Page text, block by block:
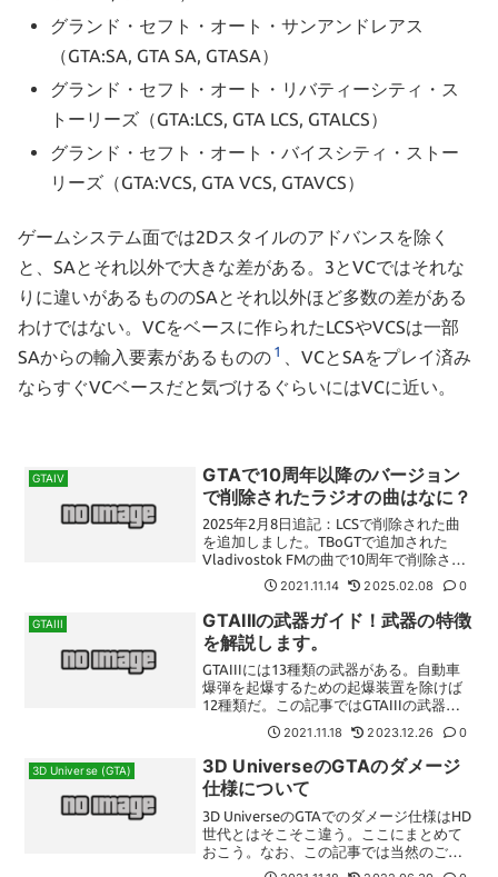
グランド・セフト・オート・サンアンドレアス
（GTA:SA, GTA SA, GTASA）
グランド・セフト・オート・リバティーシティ・ス
トーリーズ（GTA:LCS, GTA LCS, GTALCS）
グランド・セフト・オート・バイスシティ・ストー
リーズ（GTA:VCS, GTA VCS, GTAVCS）
ゲームシステム面では2Dスタイルのアドバンスを除く
と、SAとそれ以外で大きな差がある。3とVCではそれな
りに違いがあるもののSAとそれ以外ほど多数の差がある
わけではない。VCをベースに作られたLCSやVCSは一部
SAからの輸入要素があるものの 1
、VCとSAをプレイ済み
ならすぐVCベースだと気づけるぐらいにはVCに近い。
GTAIV
GTAで10周年以降のバージョン
で削除されたラジオの曲はなに？
2025年2月8日追記：LCSで削除された曲
を追加しました。TBoGTで追加された
Vladivostok FMの曲で10周年で削除され
た3曲が抜けていたので追加しました。モ
バイル環境などでも十分軽いページにす
るため、ゲームタイトル単位で曲一...
2021.11.14 2025.02.08 0
GTAIII
GTAIIIの武器ガイド！武器の特徴
を解説します。
GTAIIIには13種類の武器がある。自動車
爆弾を起爆するための起爆装置を除けば
12種類だ。この記事ではGTAIIIの武器の
概要を解説する。武器全体の仕様VCから
IVと違い、所持できる武器の数には制限
がない。ただし、以降の3D Univer...
2021.11.18 2023.12.26 0
3D Universe (GTA)
3D UniverseのGTAのダメージ
仕様について
3D UniverseのGTAでのダメージ仕様はHD
世代とはそこそこ違う。ここにまとめて
おこう。なお、この記事では当然のごと
く『Advance』は対象外である。攻撃の